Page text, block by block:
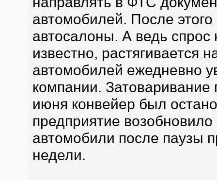
автомобилей. После этого
автосалоны. А ведь спрос
известно, растягивается
автомобилей ежедневно
компании. Затоваривание
июня конвейер был
предприятие
автомобили после паузы
недели.